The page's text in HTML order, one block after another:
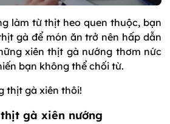
làm từ thịt heo quen thuộc, bạn
gà để món ăn trở nên hấp dẫn
xiên thịt gà nướng thơm nức
bạn không thể chối từ.
thịt gà xiên thôi!
gà xiên nướng